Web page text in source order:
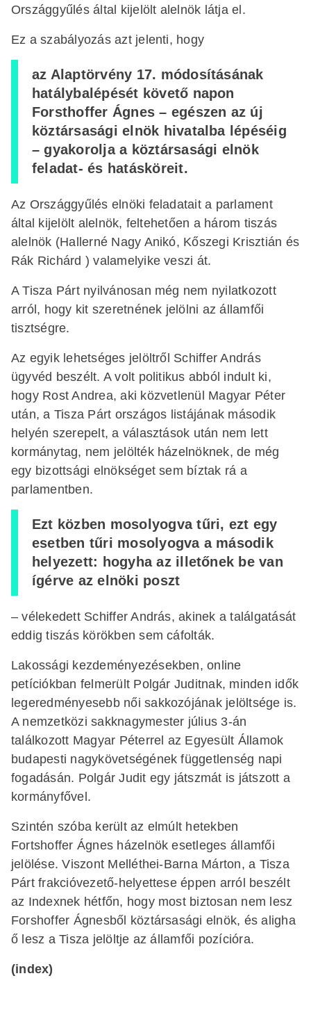
Országgyűlés által kijelölt alelnök látja el.
Ez a szabályozás azt jelenti, hogy
az Alaptörvény 17. módosításának
hatálybalépését követő napon
Forsthoffer Ágnes – egészen az új
köztársasági elnök hivatalba lépéséig
– gyakorolja a köztársasági elnök
feladat- és hatásköreit.
Az Országgyűlés elnöki feladatait a parlament
által kijelölt alelnök, feltehetően a három tiszás
alelnök (Hallerné Nagy Anikó, Kőszegi Krisztián és
Rák Richárd ) valamelyike veszi át.
A Tisza Párt nyilvánosan még nem nyilatkozott
arról, hogy kit szeretnének jelölni az államfői
tisztségre.
Az egyik lehetséges jelöltről Schiffer András
ügyvéd beszélt. A volt politikus abból indult ki,
hogy Rost Andrea, aki közvetlenül Magyar Péter
után, a Tisza Párt országos listájának második
helyén szerepelt, a választások után nem lett
kormánytag, nem jelölték házelnöknek, de még
egy bizottsági elnökséget sem bíztak rá a
parlamentben.
Ezt közben mosolyogva tűri, ezt egy
esetben tűri mosolyogva a második
helyezett: hogyha az illetőnek be van
ígérve az elnöki poszt
– vélekedett Schiffer András, akinek a találgatását
eddig tiszás körökben sem cáfolták.
Lakossági kezdeményezésekben, online
petíciókban felmerült Polgár Juditnak, minden idők
legeredményesebb női sakkozójának jelöltsége is.
A nemzetközi sakknagymester július 3-án
találkozott Magyar Péterrel az Egyesült Államok
budapesti nagykövetségének függetlenség napi
fogadásán. Polgár Judit egy játszmát is játszott a
kormányfővel.
Szintén szóba került az elmúlt hetekben
Fortshoffer Ágnes házelnök esetleges államfői
jelölése. Viszont Melléthei-Barna Márton, a Tisza
Párt frakcióvezető-helyettese éppen arról beszélt
az Indexnek hétfőn, hogy most biztosan nem lesz
Forshoffer Ágnesből köztársasági elnök, és aligha
ő lesz a Tisza jelöltje az államfői pozícióra.
(index)